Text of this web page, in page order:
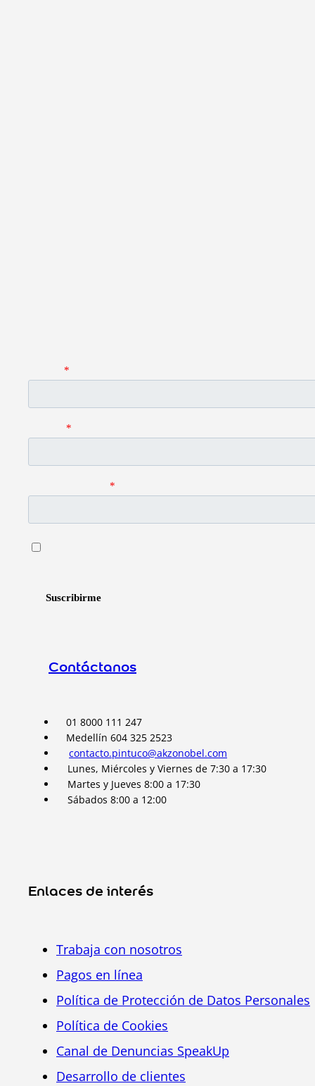
Contáctanos
01 8000 111 247
Medellín 604 325 2523
contacto.pintuco@akzonobel.com
Lunes, Miércoles y Viernes de 7:30 a 17:30
Martes y Jueves 8:00 a 17:30
Sábados 8:00 a 12:00
Enlaces de interés
Trabaja con nosotros
Pagos en línea
Política de Protección de Datos Personales
Política de Cookies
Canal de Denuncias SpeakUp
Desarrollo de clientes